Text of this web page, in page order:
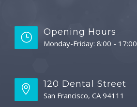
Opening Hours
Monday-Friday: 8:00 - 17:00
120 Dental Street
San Francisco, CA 94111